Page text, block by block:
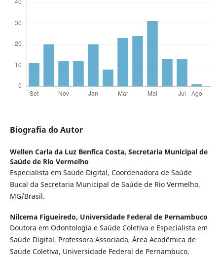
Biografia do Autor
Wellen Carla da Luz Benfica Costa, Secretaria Municipal de
Saúde de Rio Vermelho
Especialista em Saúde Digital, Coordenadora de Saúde
Bucal da Secretaria Municipal de Saúde de Rio Vermelho,
MG/Brasil.
Nilcema Figueiredo, Universidade Federal de Pernambuco
Doutora em Odontologia e Saúde Coletiva e Especialista em
Saúde Digital, Professora Associada, Área Acadêmica de
Saúde Coletiva, Universidade Federal de Pernambuco,